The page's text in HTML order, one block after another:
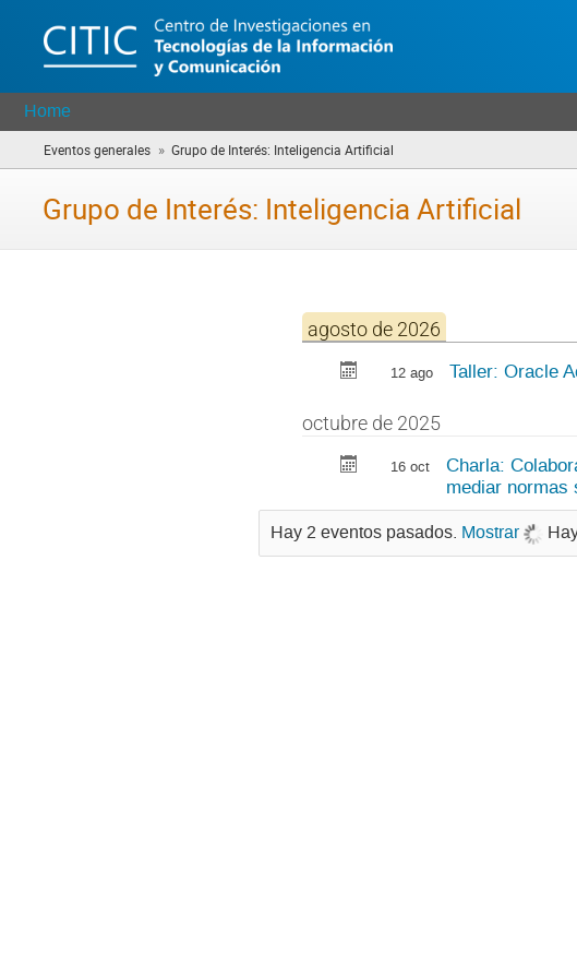
Home
Eventos generales » Grupo de Interés: Inteligencia Artificial
are
Grupo de Interés: Inteligencia Artificial
agosto de 2026
12 ago Taller: Oracle
octubre de 2025
16 oct
Charla:
mediar normas
Hay 2 eventos pasados. Mostrar